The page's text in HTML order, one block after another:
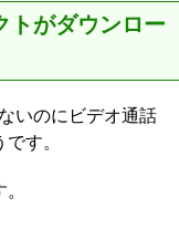
がダウンロー
いのにビデオ通話
す。